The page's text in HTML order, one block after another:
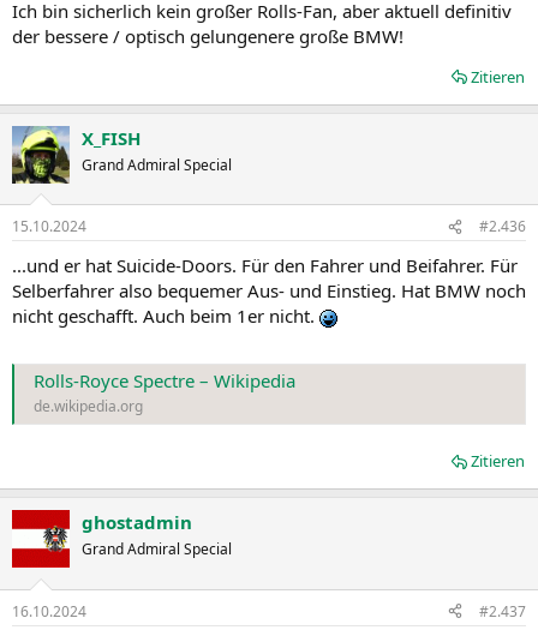
Ich bin sicherlich kein großer Rolls-Fan, aber aktuell definitiv
der bessere / optisch gelungenere große BMW!
Zitieren
X_FISH
Grand Admiral Special
15.10.2024 #2.436
...und er hat Suicide-Doors. Für den Fahrer und Beifahrer. Für
Selberfahrer also bequemer Aus- und Einstieg. Hat BMW noch
nicht geschafft. Auch beim 1er nicht.
Rolls-Royce Spectre – Wikipedia
de.wikipedia.org
Zitieren
ghostadmin
Grand Admiral Special
16.10.2024 #2.437